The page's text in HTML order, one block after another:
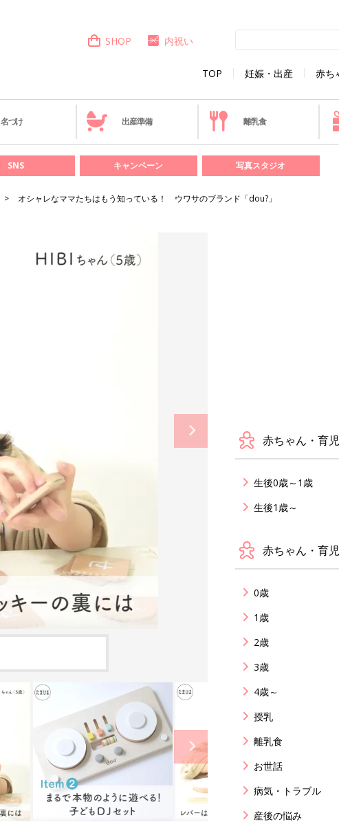
TOP 妊娠・出産 赤ち
SHOP 内祝い
名づけ 出産準備 離乳食
SNS キャンペーン 写真スタジオ
オシャレなママたちはもう知っている！ ウワサのブランド「dou?」
赤ちゃん・育児
生後0歳～1歳
生後1歳～
赤ちゃん・育児
0歳
1歳
2歳
3歳
4歳～
授乳
離乳食
お世話
病気・トラブル
産後の悩み